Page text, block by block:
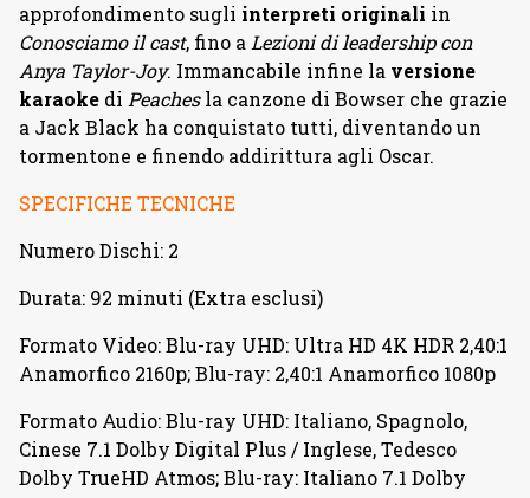
approfondimento sugli interpreti originali in
Conosciamo il cast, fino aLezioni di leadership con
Anya Taylor-Joy. Immancabile infine la versione
karaoke di Peachesla canzone di Bowser che grazie
a Jack Black ha conquistato tutti, diventando un
tormentone e finendo addirittura agli Oscar.
SPECIFICHE TECNICHE
Numero Dischi: 2
Durata: 92 minuti (Extra esclusi)
Formato Video: Blu-ray UHD: Ultra HD 4K HDR 2,40:1
Anamorfico 2160p; Blu-ray: 2,40:1 Anamorfico 1080p
Formato Audio: Blu-ray UHD: Italiano, Spagnolo,
Cinese 7.1 Dolby Digital Plus / Inglese, Tedesco
Dolby TrueHD Atmos; Blu-ray: Italiano 7.1 Dolby